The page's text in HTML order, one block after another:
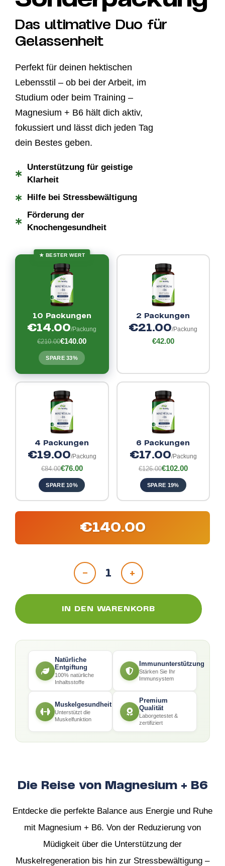
Das ultimative Duo für
Gelassenheit
Perfekt für deinen hektischen
Lebensstil – ob bei der Arbeit, im
Studium oder beim Training –
Magnesium + B6 hält dich aktiv,
fokussiert und lässt dich jeden Tag
dein Bestes geben.
*
Unterstützung für geistige
Klarheit
* Hilfe bei Stressbewältigung
*
Förderung der
Knochengesundheit
2 Packungen
€21.00/Packung
€42.00
4 Packungen
€19.00/Packung
€84.00€76.00
SPARE 10%
6 Packungen
€17.00/Packung
€126.00€102.00
SPARE 19%
★ BESTER WERT
10 Packungen
€14.00/Packung
€210.00€140.00
SPARE 33%
€140.00
- +
IN DEN WARENKORB
Natürliche
Entgiftung
100% natürliche
Inhaltsstoffe
Immununterstützung
Stärken Sie Ihr
Immunsystem
Muskelgesundheit
Unterstützt die
Muskelfunktion
Premium
Qualität
Laborgetestet &
zertifiziert
Die Reise von Magnesium + B6
Entdecke die perfekte Balance aus Energie und Ruhe
mit Magnesium + B6. Von der Reduzierung von
Müdigkeit über die Unterstützung der
Muskelregeneration bis hin zur Stressbewältigung –